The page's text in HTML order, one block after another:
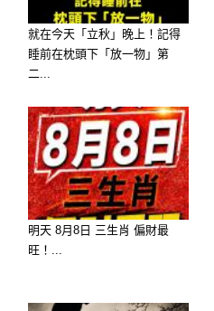
就在今天「立秋」晚上！記得
睡前在枕頭下「放一物」第
二...
明天 8月8日 三生肖 偏財最
旺！...